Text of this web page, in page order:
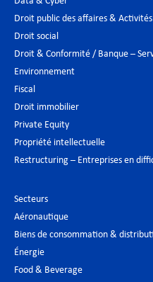
Droit public des affaires &
Droit social
Droit & Conformité / Banque –
Environnement
Fiscal
Droit immobilier
Private Equity
Propriété intellectuelle
Restructuring – Entreprises en
Secteurs
Aéronautique
Biens de consommation &
Énergie
Food & Beverage